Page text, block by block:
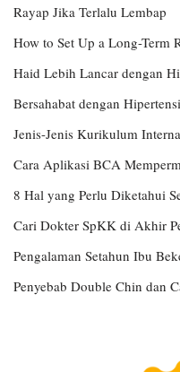
Rayap Jika Terlalu Lembap
How to Set Up a Long-Term
Haid Lebih Lancar dengan
Bersahabat dengan Hipertensi
Jenis-Jenis Kurikulum
Cara Aplikasi BCA
8 Hal yang Perlu Diketahui
Cari Dokter SpKK di Akhir
Pengalaman Setahun Ibu
Penyebab Double Chin dan